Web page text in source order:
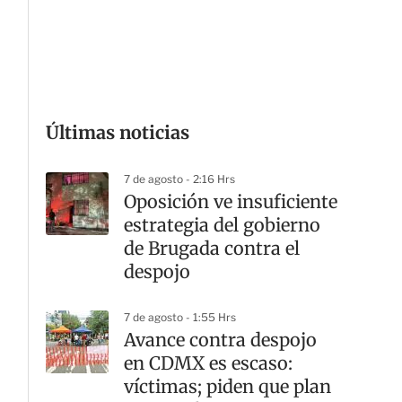
Últimas noticias
7 de agosto - 2:16 Hrs
Oposición ve insuficiente
estrategia del gobierno
de Brugada contra el
despojo
7 de agosto - 1:55 Hrs
Avance contra despojo
en CDMX es escaso:
víctimas; piden que plan